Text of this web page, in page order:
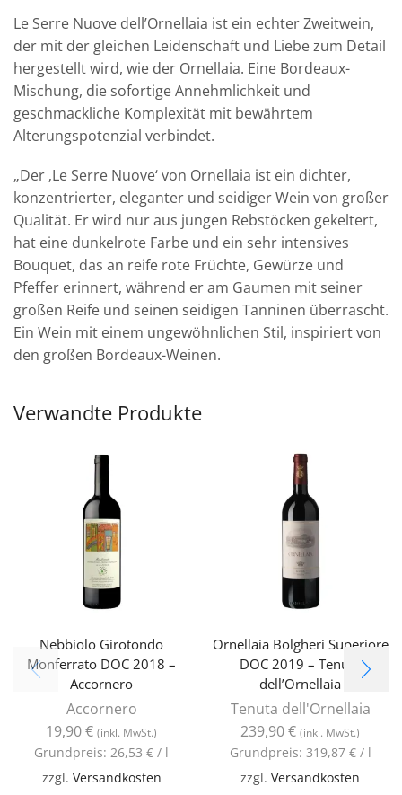
Le Serre Nuove dell’Ornellaia ist ein echter Zweitwein,
der mit der gleichen Leidenschaft und Liebe zum Detail
hergestellt wird, wie der Ornellaia. Eine Bordeaux-
Mischung, die sofortige Annehmlichkeit und
geschmackliche Komplexität mit bewährtem
Alterungspotenzial verbindet.
„Der ‚Le Serre Nuove‘ von Ornellaia ist ein dichter,
konzentrierter, eleganter und seidiger Wein von großer
Qualität. Er wird nur aus jungen Rebstöcken gekeltert,
hat eine dunkelrote Farbe und ein sehr intensives
Bouquet, das an reife rote Früchte, Gewürze und
Pfeffer erinnert, während er am Gaumen mit seiner
großen Reife und seinen seidigen Tanninen überrascht.
Ein Wein mit einem ungewöhnlichen Stil, inspiriert von
den großen Bordeaux-Weinen.
Verwandte Produkte
Nebbiolo Girotondo
Monferrato DOC 2018 –
Accornero
Accornero
19,90€ (inkl. MwSt.)
Grundpreis:26,53€ / l
zzgl. Versandkosten
Ornellaia Bolgheri Superiore
DOC 2019 – Tenuta
dell’Ornellaia
Tenuta dell'Ornellaia
239,90€ (inkl. MwSt.)
Grundpreis: 319,87 €/ l
zzgl.Versandkosten